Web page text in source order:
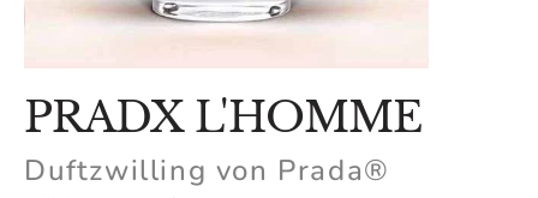
PRADX L'HOMME
Duftzwilling von Prada®